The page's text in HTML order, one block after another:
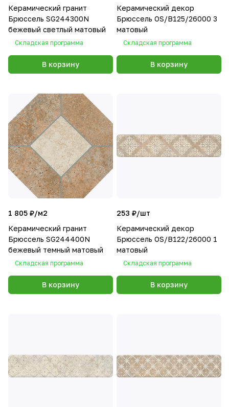
Керамический гранит
Брюссель SG244300N
бежевый светлый матовый
Складская программа
В корзину
Керамический декор
Брюссель OS/B125/26000 3
матовый
Складская программа
В корзину
1 805 ₽/м2
Керамический гранит
Брюссель SG244400N
бежевый темный матовый
Складская программа
В корзину
253 ₽/шт
Керамический декор
Брюссель OS/B122/26000 1
матовый
Складская программа
В корзину